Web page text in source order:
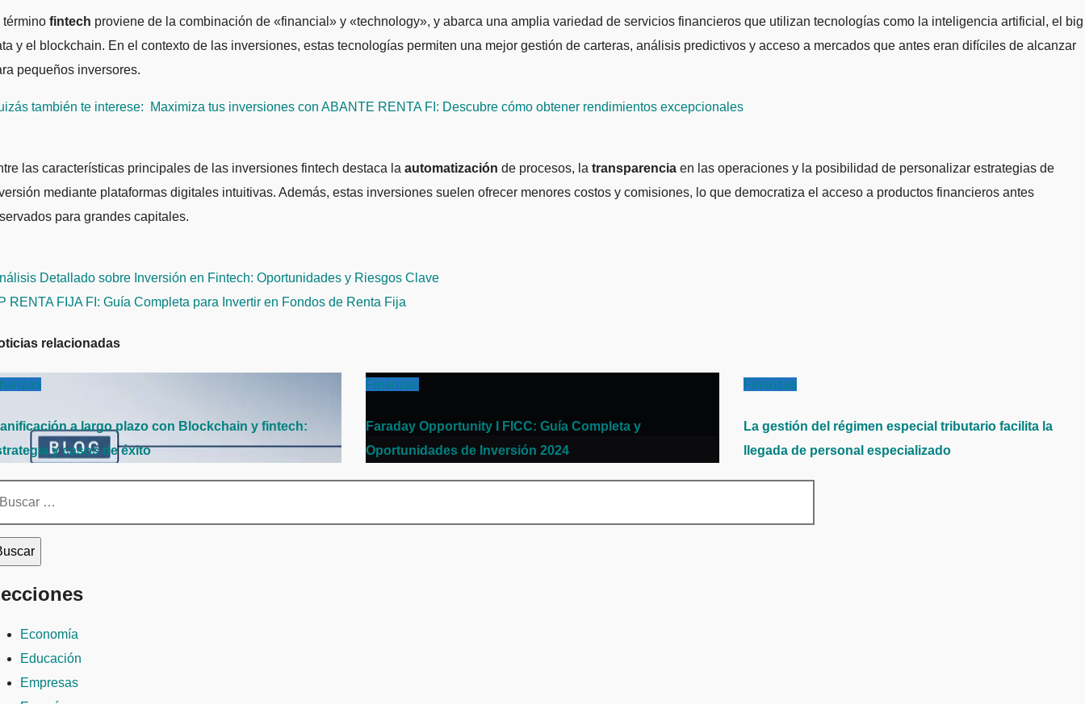
término fintech proviene de la combinación de «financial» y «technology», y abarca una amplia variedad de servicios financieros que utilizan tecnologías como la inteligencia artificial, el big
y el blockchain. En el contexto de las inversiones, estas tecnologías permiten una mejor gestión de carteras, análisis predictivos y acceso a mercados que antes eran difíciles de alcanzar
pequeños inversores.
también te interese: Maximiza tus inversiones con ABANTE RENTA FI: Descubre cómo obtener rendimientos excepcionales
las características principales de las inversiones fintech destaca la automatización de procesos, la transparencia en las operaciones y la posibilidad de personalizar estrategias de
mediante plataformas digitales intuitivas. Además, estas inversiones suelen ofrecer menores costos y comisiones, lo que democratiza el acceso a productos financieros antes
para grandes capitales.
Detallado sobre Inversión en Fintech: Oportunidades y Riesgos Clave
RENTA FIJA FI: Guía Completa para Invertir en Fondos de Renta Fija
relacionadas
a largo plazo con Blockchain y fintech:
y casos de éxito
Finanzas
Faraday Opportunity I FICC: Guía Completa y
Oportunidades de Inversión 2024
Finanzas
La gestión del régimen especial tributario facilita la
llegada de personal especializado
Economía
Educación
Empresas